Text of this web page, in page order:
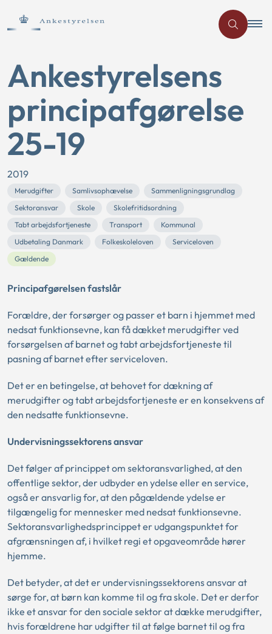
Ankestyrelsens
principafgørelse
25-19
2019
Merudgifter Samlivsophævelse
Sammenligningsgrundlag
Sektoransvar
Skole
Skolefritidsordning
Tabt arbejdsfortjeneste
Transport
Kommunal
Udbetaling Danmark
Folkeskoleloven
Serviceloven
Gældende
Principafgørelsen fastslår
Forældre, der forsørger og passer et barn i hjemmet med
nedsat funktionsevne, kan få dækket merudgifter ved
forsørgelsen af barnet og tabt arbejdsfortjeneste til
pasning af barnet efter serviceloven.
Det er en betingelse, at behovet for dækning af
merudgifter og tabt arbejdsfortjeneste er en konsekvens af
den nedsatte funktionsevne.
Undervisningssektorens ansvar
Det følger af princippet om sektoransvarlighed, at den
offentlige sektor, der udbyder en ydelse eller en service,
også er ansvarlig for, at den pågældende ydelse er
tilgængelig for mennesker med nedsat funktionsevne.
Sektoransvarlighedsprincippet er udgangspunktet for
afgrænsningen af, i hvilket regi et opgaveområde hører
hjemme.
Det betyder, at det er undervisningssektorens ansvar at
sørge for, at børn kan komme til og fra skole. Det er derfor
ikke et ansvar for den sociale sektor at dække merudgifter,
hvis forældrene har udgifter til at følge barnet til og fra